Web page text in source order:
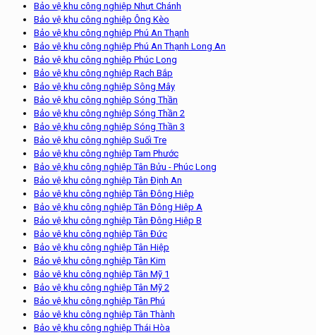
Bảo vệ khu công nghiệp Nhựt Chánh
Bảo vệ khu công nghiệp Ông Kèo
Bảo vệ khu công nghiệp Phú An Thạnh
Bảo vệ khu công nghiệp Phú An Thạnh Long An
Bảo vệ khu công nghiệp Phúc Long
Bảo vệ khu công nghiệp Rạch Bắp
Bảo vệ khu công nghiệp Sông Mây
Bảo vệ khu công nghiệp Sóng Thần
Bảo vệ khu công nghiệp Sóng Thần 2
Bảo vệ khu công nghiệp Sóng Thần 3
Bảo vệ khu công nghiệp Suối Tre
Bảo vệ khu công nghiệp Tam Phước
Bảo vệ khu công nghiệp Tân Bửu - Phúc Long
Bảo vệ khu công nghiệp Tân Định An
Bảo vệ khu công nghiệp Tân Đông Hiệp
Bảo vệ khu công nghiệp Tân Đông Hiệp A
Bảo vệ khu công nghiệp Tân Đông Hiệp B
Bảo vệ khu công nghiệp Tân Đức
Bảo vệ khu công nghiệp Tân Hiệp
Bảo vệ khu công nghiệp Tân Kim
Bảo vệ khu công nghiệp Tân Mỹ 1
Bảo vệ khu công nghiệp Tân Mỹ 2
Bảo vệ khu công nghiệp Tân Phú
Bảo vệ khu công nghiệp Tân Thành
Bảo vệ khu công nghiệp Thái Hòa